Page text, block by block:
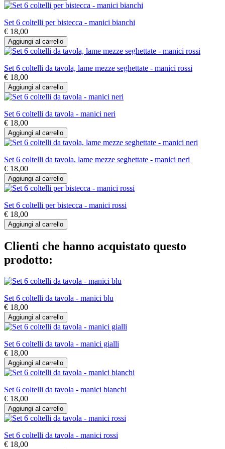
Set 6 coltelli per bistecca - manici bianchi
€ 18,00
Aggiungi al carrello
Set 6 coltelli da tavola, lame mezze seghettate - manici rossi
€ 18,00
Aggiungi al carrello
Set 6 coltelli da tavola - manici neri
€ 18,00
Aggiungi al carrello
Set 6 coltelli da tavola, lame mezze seghettate - manici neri
€ 18,00
Aggiungi al carrello
Set 6 coltelli per bistecca - manici rossi
€ 18,00
Aggiungi al carrello
Clienti che hanno acquistato questo
prodotto:
Set 6 coltelli da tavola - manici blu
€ 18,00
Aggiungi al carrello
Set 6 coltelli da tavola - manici gialli
€ 18,00
Aggiungi al carrello
Set 6 coltelli da tavola - manici bianchi
€ 18,00
Aggiungi al carrello
Set 6 coltelli da tavola - manici rossi
€ 18,00